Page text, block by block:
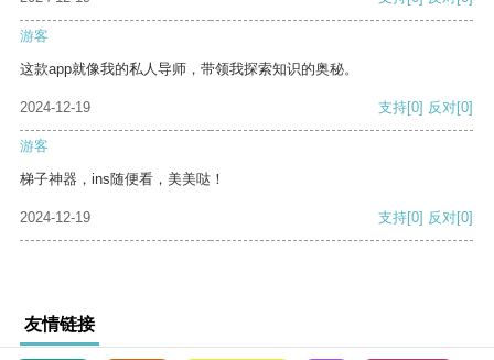
游客
这款app就像我的私人导师，带领我探索知识的奥秘。
2024-12-19 支持[0] 反对[0]
游客
梯子神器，ins随便看，美美哒！
2024-12-19 支持[0] 反对[0]
友情链接